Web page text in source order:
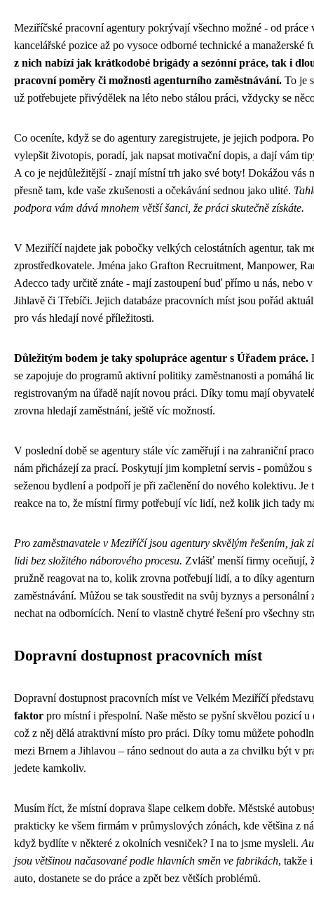
Meziříčské pracovní agentury pokrývají všechno možné - od práce
kancelářské pozice až po vysoce odborné technické a manažerské
z nich nabízí jak krátkodobé brigády a sezónní práce, tak i
pracovní poměry či možnosti agenturního zaměstnávání. To je
už potřebujete přivýdělek na léto nebo stálou práci, vždycky se
Co oceníte, když se do agentury zaregistrujete, je jejich podpora.
vylepšit životopis, poradí, jak napsat motivační dopis, a dají vám
A co je nejdůležitější - znají místní trh jako své boty! Dokážou vás
přesně tam, kde vaše zkušenosti a očekávání sednou jako ulité.
podpora vám dává mnohem větší šanci, že práci skutečně získáte.
V Meziříčí najdete jak pobočky velkých celostátních agentur, tak
zprostředkovatele. Jména jako Grafton Recruitment, Manpower,
Adecco tady určitě znáte - mají zastoupení buď přímo u nás, nebo
Jihlavě či Třebíči. Jejich databáze pracovních míst jsou pořád
pro vás hledají nové příležitosti.
Důležitým bodem je taky spolupráce agentur s Úřadem práce.
se zapojuje do programů aktivní politiky zaměstnanosti a pomáhá
registrovaným na úřadě najít novou práci. Díky tomu mají
zrovna hledají zaměstnání, ještě víc možností.
V poslední době se agentury stále víc zaměřují i na zahraniční
nám přicházejí za prací. Poskytují jim kompletní servis - pomůžou
seženou bydlení a podpoří je při začlenění do nového kolektivu. Je
reakce na to, že místní firmy potřebují víc lidí, než kolik jich tady
Pro zaměstnavatele v Meziříčí jsou agentury skvělým řešením, jak
lidi bez složitého náborového procesu. Zvlášť menší firmy oceňují,
pružně reagovat na to, kolik zrovna potřebují lidí, a to díky
zaměstnávání. Můžou se tak soustředit na svůj byznys a personální
nechat na odbornících. Není to vlastně chytré řešení pro všechny
Dopravní dostupnost pracovních míst
Dopravní dostupnost pracovních míst ve Velkém Meziříčí
faktor pro místní i přespolní. Naše město se pyšní skvělou pozicí u
což z něj dělá atraktivní místo pro práci. Díky tomu můžete
mezi Brnem a Jihlavou – ráno sednout do auta a za chvilku být v
jedete kamkoliv.
Musím říct, že místní doprava šlape celkem dobře. Městské
prakticky ke všem firmám v průmyslových zónách, kde většina z
když bydlíte v některé z okolních vesniček? I na to jsme mysleli.
jsou většinou načasované podle hlavních směn ve fabrikách, takže
auto, dostanete se do práce a zpět bez větších problémů.